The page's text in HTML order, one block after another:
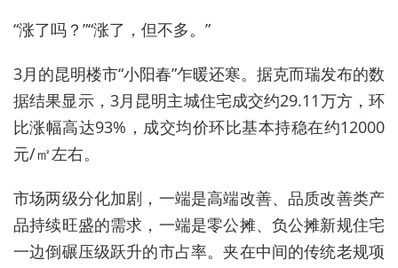
“涨了吗？”“涨了，但不多。”
3月的昆明楼市“小阳春”乍暖还寒。据克而瑞发布的数
据结果显示，3月昆明主城住宅成交约29.11万方，环
比涨幅高达93%，成交均价环比基本持稳在约12000
元/㎡左右。
市场两级分化加剧，一端是高端改善、品质改善类产
品持续旺盛的需求，一端是零公摊、负公摊新规住宅
一边倒碾压级跃升的市占率。夹在中间的传统老规项